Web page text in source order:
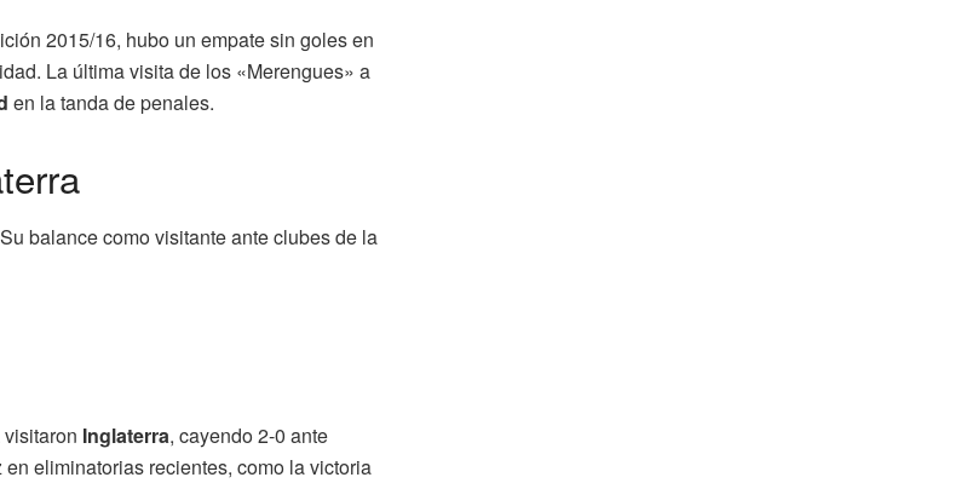
2015/16, hubo un empate sin goles en
La última visita de los «Merengues» a
en la tanda de penales.
balance como visitante ante clubes de la
Inglaterra, cayendo 2-0 ante
eliminatorias recientes, como la victoria